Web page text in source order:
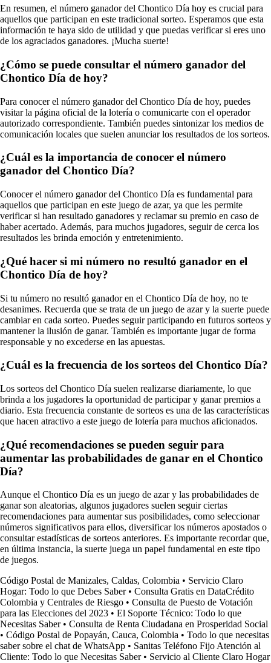
En resumen, el número ganador del Chontico Día hoy es crucial para
aquellos que participan en este tradicional sorteo. Esperamos que esta
información te haya sido de utilidad y que puedas verificar si eres uno
de los agraciados ganadores. ¡Mucha suerte!
¿Cómo se puede consultar el número ganador del
Chontico Día de hoy?
Para conocer el número ganador del Chontico Día de hoy, puedes
visitar la página oficial de la lotería o comunicarte con el operador
autorizado correspondiente. También puedes sintonizar los medios de
comunicación locales que suelen anunciar los resultados de los sorteos.
¿Cuál es la importancia de conocer el número
ganador del Chontico Día?
Conocer el número ganador del Chontico Día es fundamental para
aquellos que participan en este juego de azar, ya que les permite
verificar si han resultado ganadores y reclamar su premio en caso de
haber acertado. Además, para muchos jugadores, seguir de cerca los
resultados les brinda emoción y entretenimiento.
¿Qué hacer si mi número no resultó ganador en el
Chontico Día de hoy?
Si tu número no resultó ganador en el Chontico Día de hoy, no te
desanimes. Recuerda que se trata de un juego de azar y la suerte puede
cambiar en cada sorteo. Puedes seguir participando en futuros sorteos y
mantener la ilusión de ganar. También es importante jugar de forma
responsable y no excederse en las apuestas.
¿Cuál es la frecuencia de los sorteos del Chontico Día?
Los sorteos del Chontico Día suelen realizarse diariamente, lo que
brinda a los jugadores la oportunidad de participar y ganar premios a
diario. Esta frecuencia constante de sorteos es una de las características
que hacen atractivo a este juego de lotería para muchos aficionados.
¿Qué recomendaciones se pueden seguir para
aumentar las probabilidades de ganar en el Chontico
Día?
Aunque el Chontico Día es un juego de azar y las probabilidades de
ganar son aleatorias, algunos jugadores suelen seguir ciertas
recomendaciones para aumentar sus posibilidades, como seleccionar
números significativos para ellos, diversificar los números apostados o
consultar estadísticas de sorteos anteriores. Es importante recordar que,
en última instancia, la suerte juega un papel fundamental en este tipo
de juegos.
Código Postal de Manizales, Caldas, Colombia • Servicio Claro
Hogar: Todo lo que Debes Saber• Consulta Gratis en DataCrédito
Colombia y Centrales de Riesgo • Consulta de Puesto de Votación
para las Elecciones del 2023 • El Soporte Técnico: Todo lo que
Necesitas Saber• Consulta de Renta Ciudadana en Prosperidad Social
• Código Postal de Popayán, Cauca, Colombia • Todo lo que necesitas
saber sobre el chat de WhatsApp • Sanitas Teléfono Fijo Atención al
Cliente: Todo lo que Necesitas Saber• Servicio al Cliente Claro Hogar